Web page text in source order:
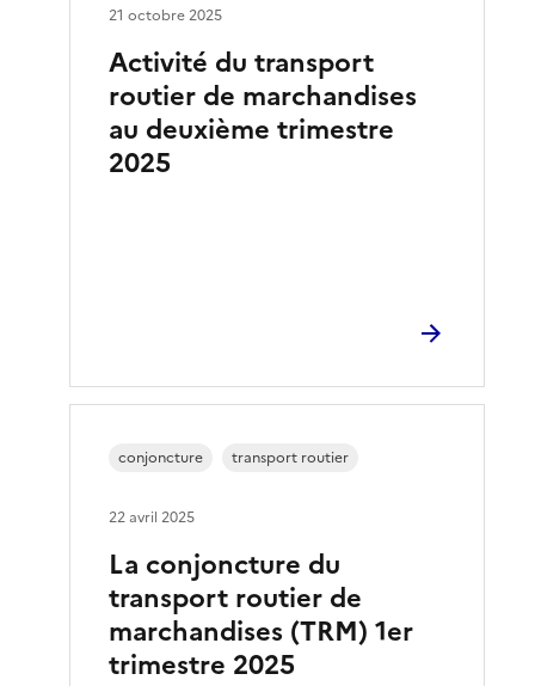
Activité du transport
routier de marchandises
au deuxième trimestre
2025
21 octobre 2025
La conjoncture du
transport routier de
marchandises (TRM) 1er
trimestre 2025
conjoncture transport routier
22 avril 2025